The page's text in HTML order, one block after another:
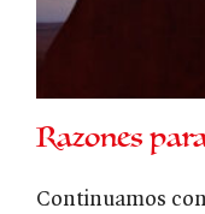
Razones
Continuamos